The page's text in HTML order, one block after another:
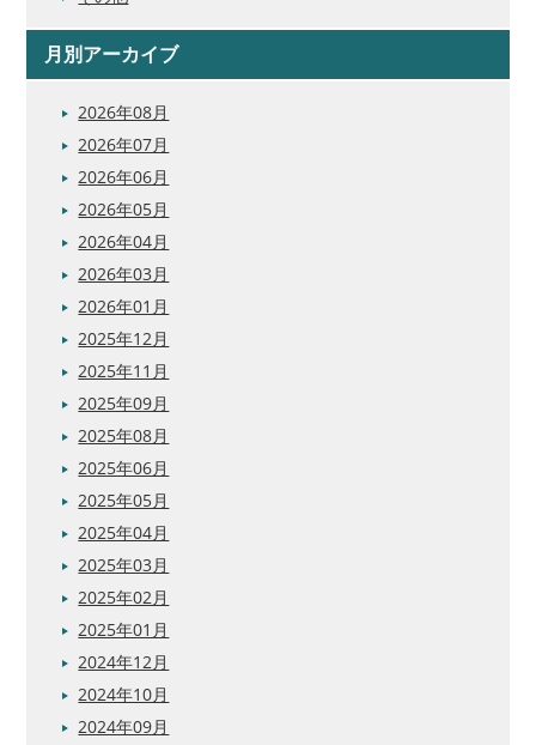
月別アーカイブ
2026年08月
2026年07月
2026年06月
2026年05月
2026年04月
2026年03月
2026年01月
2025年12月
2025年11月
2025年09月
2025年08月
2025年06月
2025年05月
2025年04月
2025年03月
2025年02月
2025年01月
2024年12月
2024年10月
2024年09月